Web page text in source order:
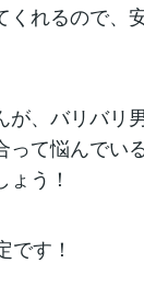
れるので、
が、バリバリ
って悩んでい
う！
です！